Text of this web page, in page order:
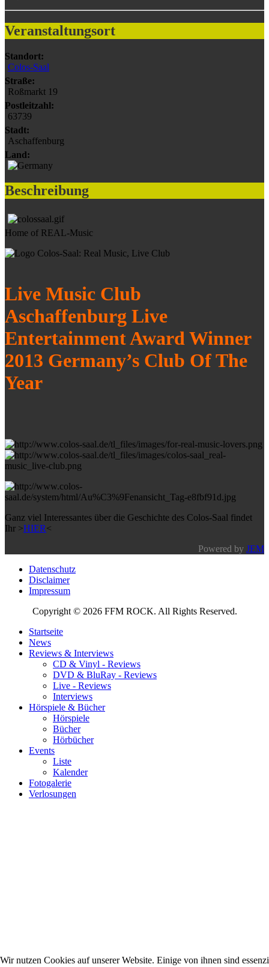
Veranstaltungsort
Standort:
Colos-Saal
Straße:
Roßmarkt 19
Postleitzahl:
63739
Stadt:
Aschaffenburg
Land:
Beschreibung
Home of REAL-Music
Live Music Club
Aschaffenburg Live
Entertainment Award Winner
2013 Germany’s Club Of The
Year
Ganz viel Interessantes über die Geschichte des Colos-Saal findet
Ihr >HIER<
Powered by JEM
Datenschutz
Disclaimer
Impressum
Copyright © 2026 FFM ROCK. All Rights Reserved.
Startseite
News
Reviews & Interviews
CD & Vinyl - Reviews
DVD & BluRay - Reviews
Live - Reviews
Interviews
Hörspiele & Bücher
Hörspiele
Bücher
Hörbücher
Events
Liste
Kalender
Fotogalerie
Verlosungen
Wir nutzen Cookies auf unserer Website. Einige von ihnen sind